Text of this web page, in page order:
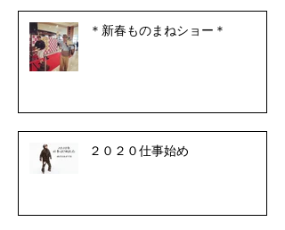
＊新春ものまねショー＊
２０２０仕事始め